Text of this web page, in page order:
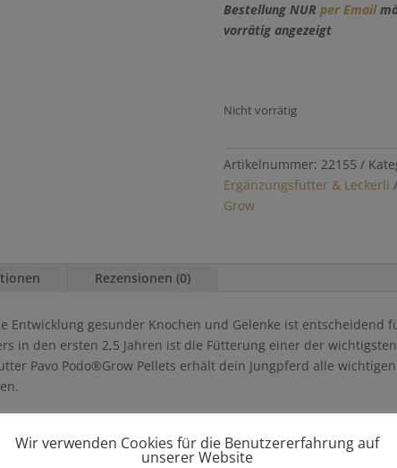
Bestellung NUR per Email
vorrätig angezeigt
Nicht vorrätig
Artikelnummer: 22155
Ergänzungsfutter & Leckerli
Grow
Rezensionen (0)
Entwicklung gesunder Knochen und Gelenke ist
in den ersten 2,5 Jahren ist die Fütterung einer der
Pavo Podo®Grow Pellets erhält dein Jungpferd alle
& Leckerli
Wir verwenden Cookies für die Benutzererfahrung auf
unserer Website